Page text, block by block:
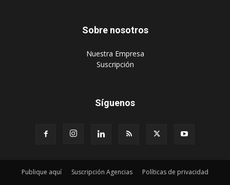
Sobre nosotros
‎Nuestra Empresa
‎Suscripción
Síguenos
Publique aquí Suscripción Agencias Políticas de privacidad